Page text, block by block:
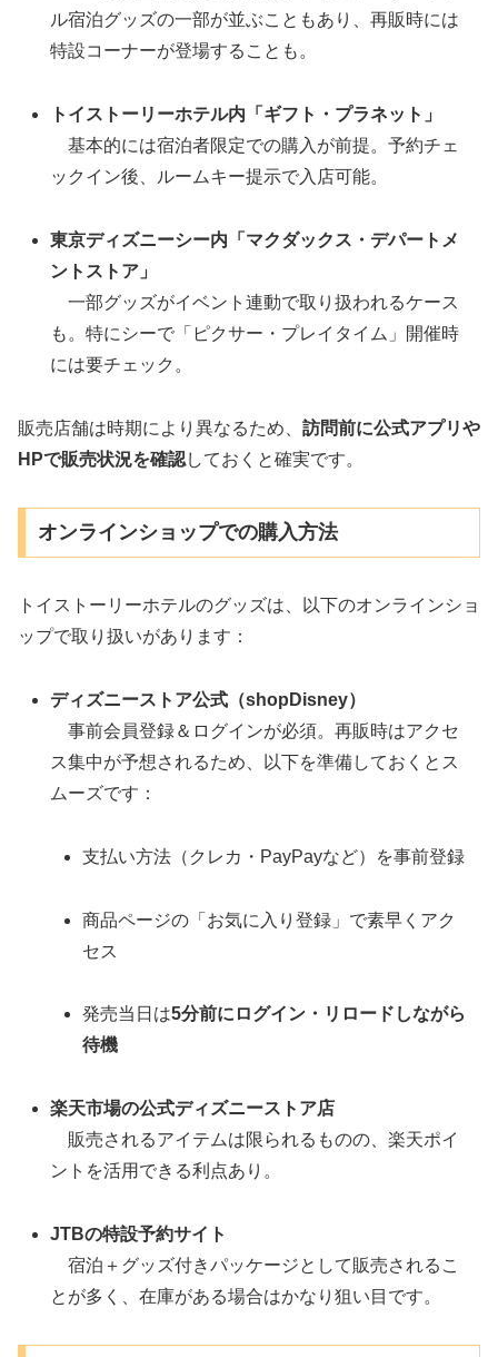
ル宿泊グッズの一部が並ぶこともあり、再販時には
特設コーナーが登場することも。
トイストーリーホテル内「ギフト・プラネット」
基本的には宿泊者限定での購入が前提。予約チェ
ックイン後、ルームキー提示で入店可能。
東京ディズニーシー内「マクダックス・デパートメ
ントストア」
一部グッズがイベント連動で取り扱われるケース
も。特にシーで「ピクサー・プレイタイム」開催時
には要チェック。
販売店舗は時期により異なるため、 訪問前に公式アプリや
HPで販売状況を確認しておくと確実です。
オンラインショップでの購入方法
トイストーリーホテルのグッズは、以下のオンラインショ
ップで取り扱いがあります：
ディズニーストア公式（shopDisney）
事前会員登録＆ログインが必須。再販時はアクセ
ス集中が予想されるため、以下を準備しておくとス
ムーズです：
支払い方法（クレカ・PayPayなど）を事前登録
商品ページの「お気に入り登録」で素早くアク
セス
発売当日は5分前にログイン・リロードしながら
待機
楽天市場の公式ディズニーストア店
販売されるアイテムは限られるものの、楽天ポイ
ントを活用できる利点あり。
JTBの特設予約サイト
宿泊＋グッズ付きパッケージとして販売されるこ
とが多く、在庫がある場合はかなり狙い目です。